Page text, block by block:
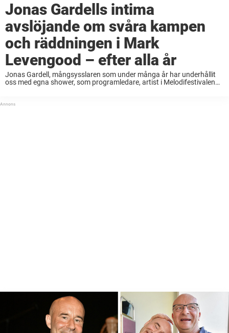
Jonas Gardells intima
avslöjande om svåra kampen
och räddningen i Mark
Levengood – efter alla år
Jonas Gardell, mångsysslaren som under många år har underhållit
oss med egna shower, som programledare, artist i Melodifestivalen